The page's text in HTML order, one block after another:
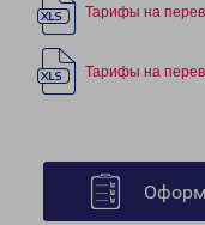
Тарифы на
Тарифы на